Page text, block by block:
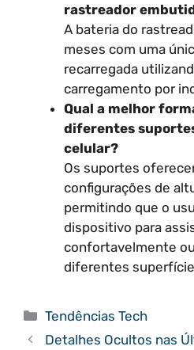
rastreador
A bateria do
meses com uma
recarregada
carregamento por
Qual a melhor
diferentes
celular?
Os suportes
configurações de
permitindo que o
dispositivo para
confortavelmente
diferentes
Categorias
Tendências Tech
Detalhes Ocultos nas